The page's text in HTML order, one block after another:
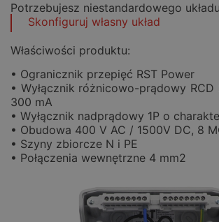
Potrzebujesz niestandardowego
Skonfiguruj własny układ
Właściwości produktu:
• Ogranicznik przepięć RST Power
• Wyłącznik różnicowo-prądowy
300 mA
• Wyłącznik nadprądowy 1P o
• Obudowa 400 V AC / 1500V DC, 8
• Szyny zbiorcze N i PE
• Połączenia wewnętrzne 4 mm2